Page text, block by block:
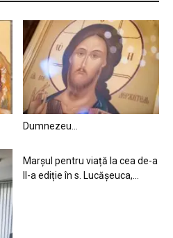
Dumnezeu…
Marșul pentru viață la cea de-a
II-a ediție în s. Lucășeuca,...